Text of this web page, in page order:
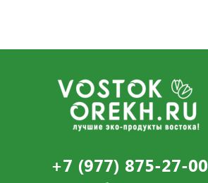
+7 (977) 875-27-00